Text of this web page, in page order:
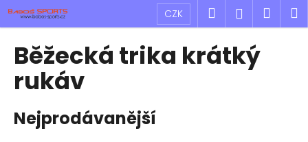
Přejít
obsah
CZK Hledat
Běžecká trika krátký
rukáv
Nejprodávanější
K
o
C
o
p
o